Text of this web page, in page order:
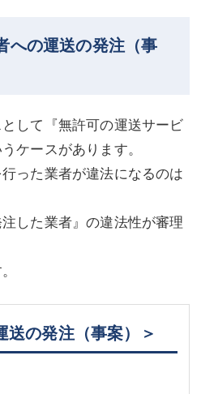
の運送の発注（事
して『無許可の運送サービ
ケースがあります。
った業者が違法になるのは
した業者』の違法性が審理
送の発注（事案）＞